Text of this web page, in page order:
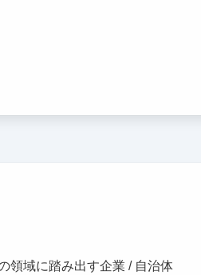
領域に踏み出す企業 / 自治体